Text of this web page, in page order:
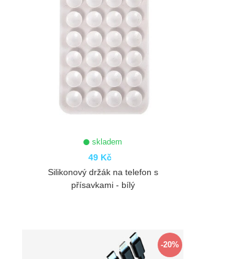
skladem
49 Kč
Silikonový držák na telefon s
přísavkami - bílý
-20%